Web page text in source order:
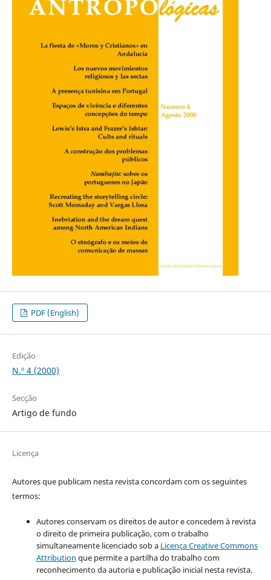
PDF (English)
Edição
N.º 4 (2000)
Secção
Artigo de fundo
Licença
Autores que publicam nesta revista concordam com os seguintes
termos:
Autores conservam os direitos de autor e concedem à revista
o direito de primeira publicação, com o trabalho
simultaneamente licenciado sob a Licença Creative Commons
Attribution que permite a partilha do trabalho com
reconhecimento da autoria e publicação inicial nesta revista.